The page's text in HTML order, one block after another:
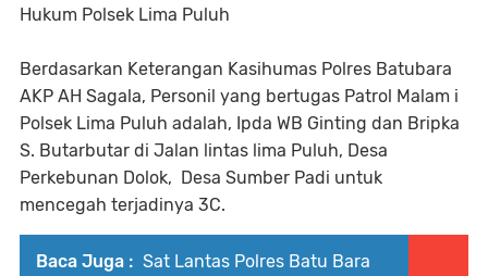
Hukum Polsek Lima Puluh
Berdasarkan Keterangan Kasihumas Polres Batubara
AKP AH Sagala, Personil yang bertugas Patrol Malam i
Polsek Lima Puluh adalah, Ipda WB Ginting dan Bripka
S. Butarbutar di Jalan lintas lima Puluh, Desa
Perkebunan Dolok, Desa Sumber Padi untuk
mencegah terjadinya 3C.
Baca Juga : Sat Lantas Polres Batu Bara